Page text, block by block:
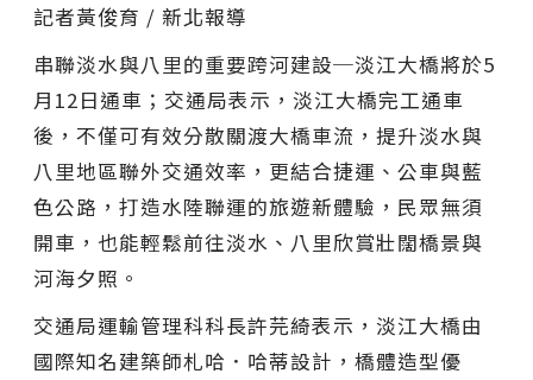
記者黃俊育 / 新北報導
串聯淡水與八里的重要跨河建設─淡江大橋將於5
月12日通車；交通局表示，淡江大橋完工通車
後，不僅可有效分散關渡大橋車流，提升淡水與
八里地區聯外交通效率，更結合捷運、公車與藍
色公路，打造水陸聯運的旅遊新體驗，民眾無須
開車，也能輕鬆前往淡水、八里欣賞壯闊橋景與
河海夕照。
交通局運輸管理科科長許芫綺表示，淡江大橋由
國際知名建築師札哈．哈蒂設計，橋體造型優